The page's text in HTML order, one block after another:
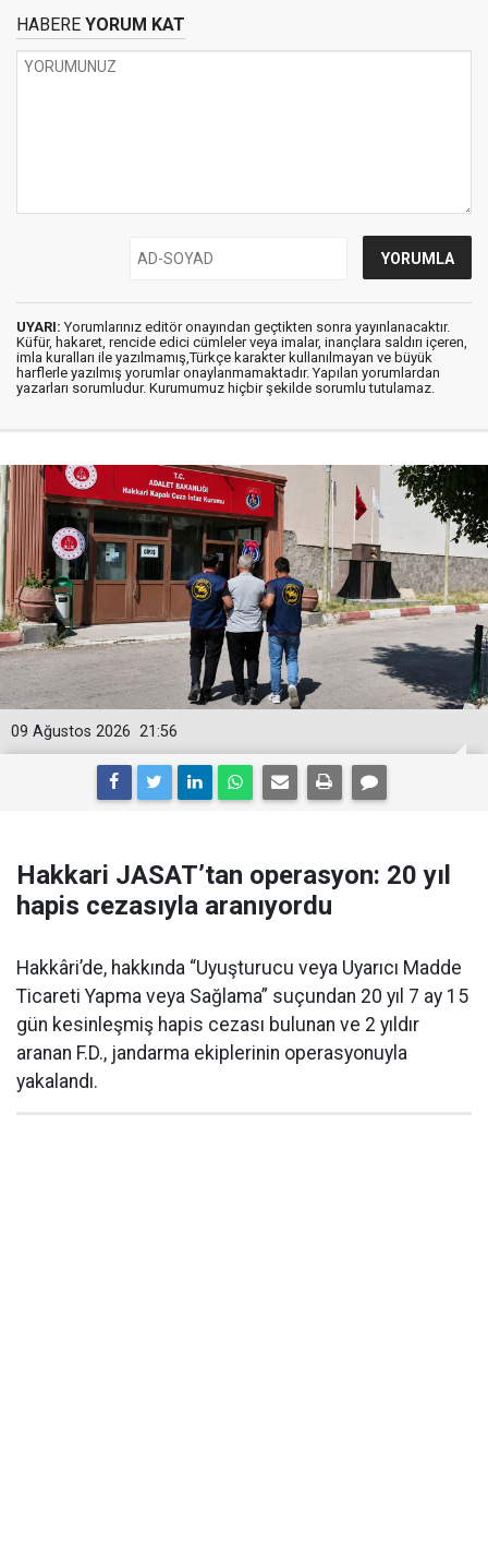
HABERE YORUM KAT
UYARI: Yorumlarınız editör onayından geçtikten sonra yayınlanacaktır.
Küfür, hakaret, rencide edici cümleler veya imalar, inançlara saldırı içeren,
imla kuralları ile yazılmamış,Türkçe karakter kullanılmayan ve büyük
harflerle yazılmış yorumlar onaylanmamaktadır. Yapılan yorumlardan
yazarları sorumludur. Kurumumuz hiçbir şekilde sorumlu tutulamaz.
21:56
09 Ağustos 2026
Hakkari JASAT’tan operasyon: 20 yıl
hapis cezasıyla aranıyordu
Hakkâri’de, hakkında “Uyuşturucu veya Uyarıcı Madde
Ticareti Yapma veya Sağlama” suçundan 20 yıl 7 ay 15
gün kesinleşmiş hapis cezası bulunan ve 2 yıldır
aranan F.D., jandarma ekiplerinin operasyonuyla
yakalandı.